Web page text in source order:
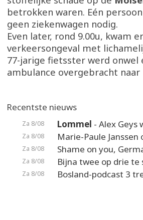
betrokken waren. Eén
geen ziekenwagen nodig.
Even later, rond 9.00u, kwam
verkeersongeval met
77-jarige fietsster werd onwel
ambulance overgebracht naar
Recentste nieuws
Za 8/08 Lommel - Alex Geys
Za 8/08 Marie-Paule Janssen
Za 8/08 Shame on you,
Za 8/08 Bijna twee op drie te
Za 8/08 Bosland-podcast 3